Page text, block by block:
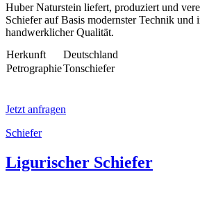
Huber Naturstein liefert, produziert und
Schiefer auf Basis modernster Technik und
handwerklicher Qualität.
Herkunft
Deutschland
PetrographieTonschiefer
Jetzt anfragen
Schiefer
Ligurischer Schiefer